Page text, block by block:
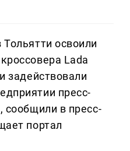
освоили
Lada
задействовали
пресс-
сообщили в пресс-
портал